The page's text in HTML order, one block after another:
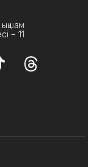
– 11.